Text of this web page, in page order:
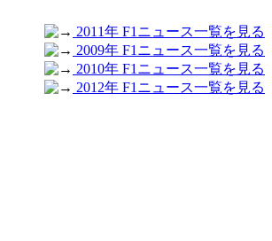
2011年 F1ニュース一覧を見る
2009年 F1ニュース一覧を見る
2010年 F1ニュース一覧を見る
2012年 F1ニュース一覧を見る